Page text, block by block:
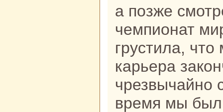
а позже
чемпионат
грустила,
карьера
чрезвычайно
время мы